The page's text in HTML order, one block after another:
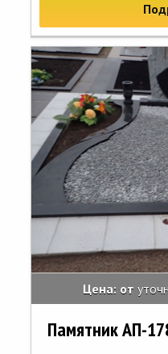
Цена: от
Памятник АП-